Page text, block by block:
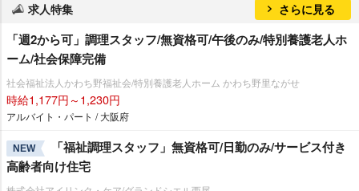
求人特集 さらに見る
「週2から可」調理スタッフ/無資格可/午後のみ/特別養護老人ホ
ーム/社会保障完備
社会福祉法人かわち野福祉会/特別養護老人ホーム かわち野里ながせ
時給1,177円～1,230円
アルバイト・パート / 大阪府
NEW
「福祉調理スタッフ」無資格可/日勤のみ/サービス付き
高齢者向け住宅